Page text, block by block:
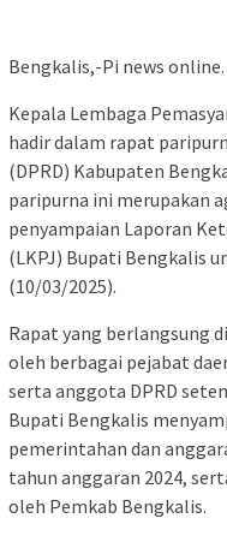
Bengkalis,-Pi news online.
Kepala Lembaga
hadir dalam rapat
(DPRD) Kabupaten
paripurna ini merupakan
penyampaian Laporan
(LKPJ) Bupati Bengkalis
(10/03/2025).
Rapat yang berlangsung
oleh berbagai pejabat
serta anggota DPRD
Bupati Bengkalis
pemerintahan dan
tahun anggaran 2024,
oleh Pemkab Bengkalis.